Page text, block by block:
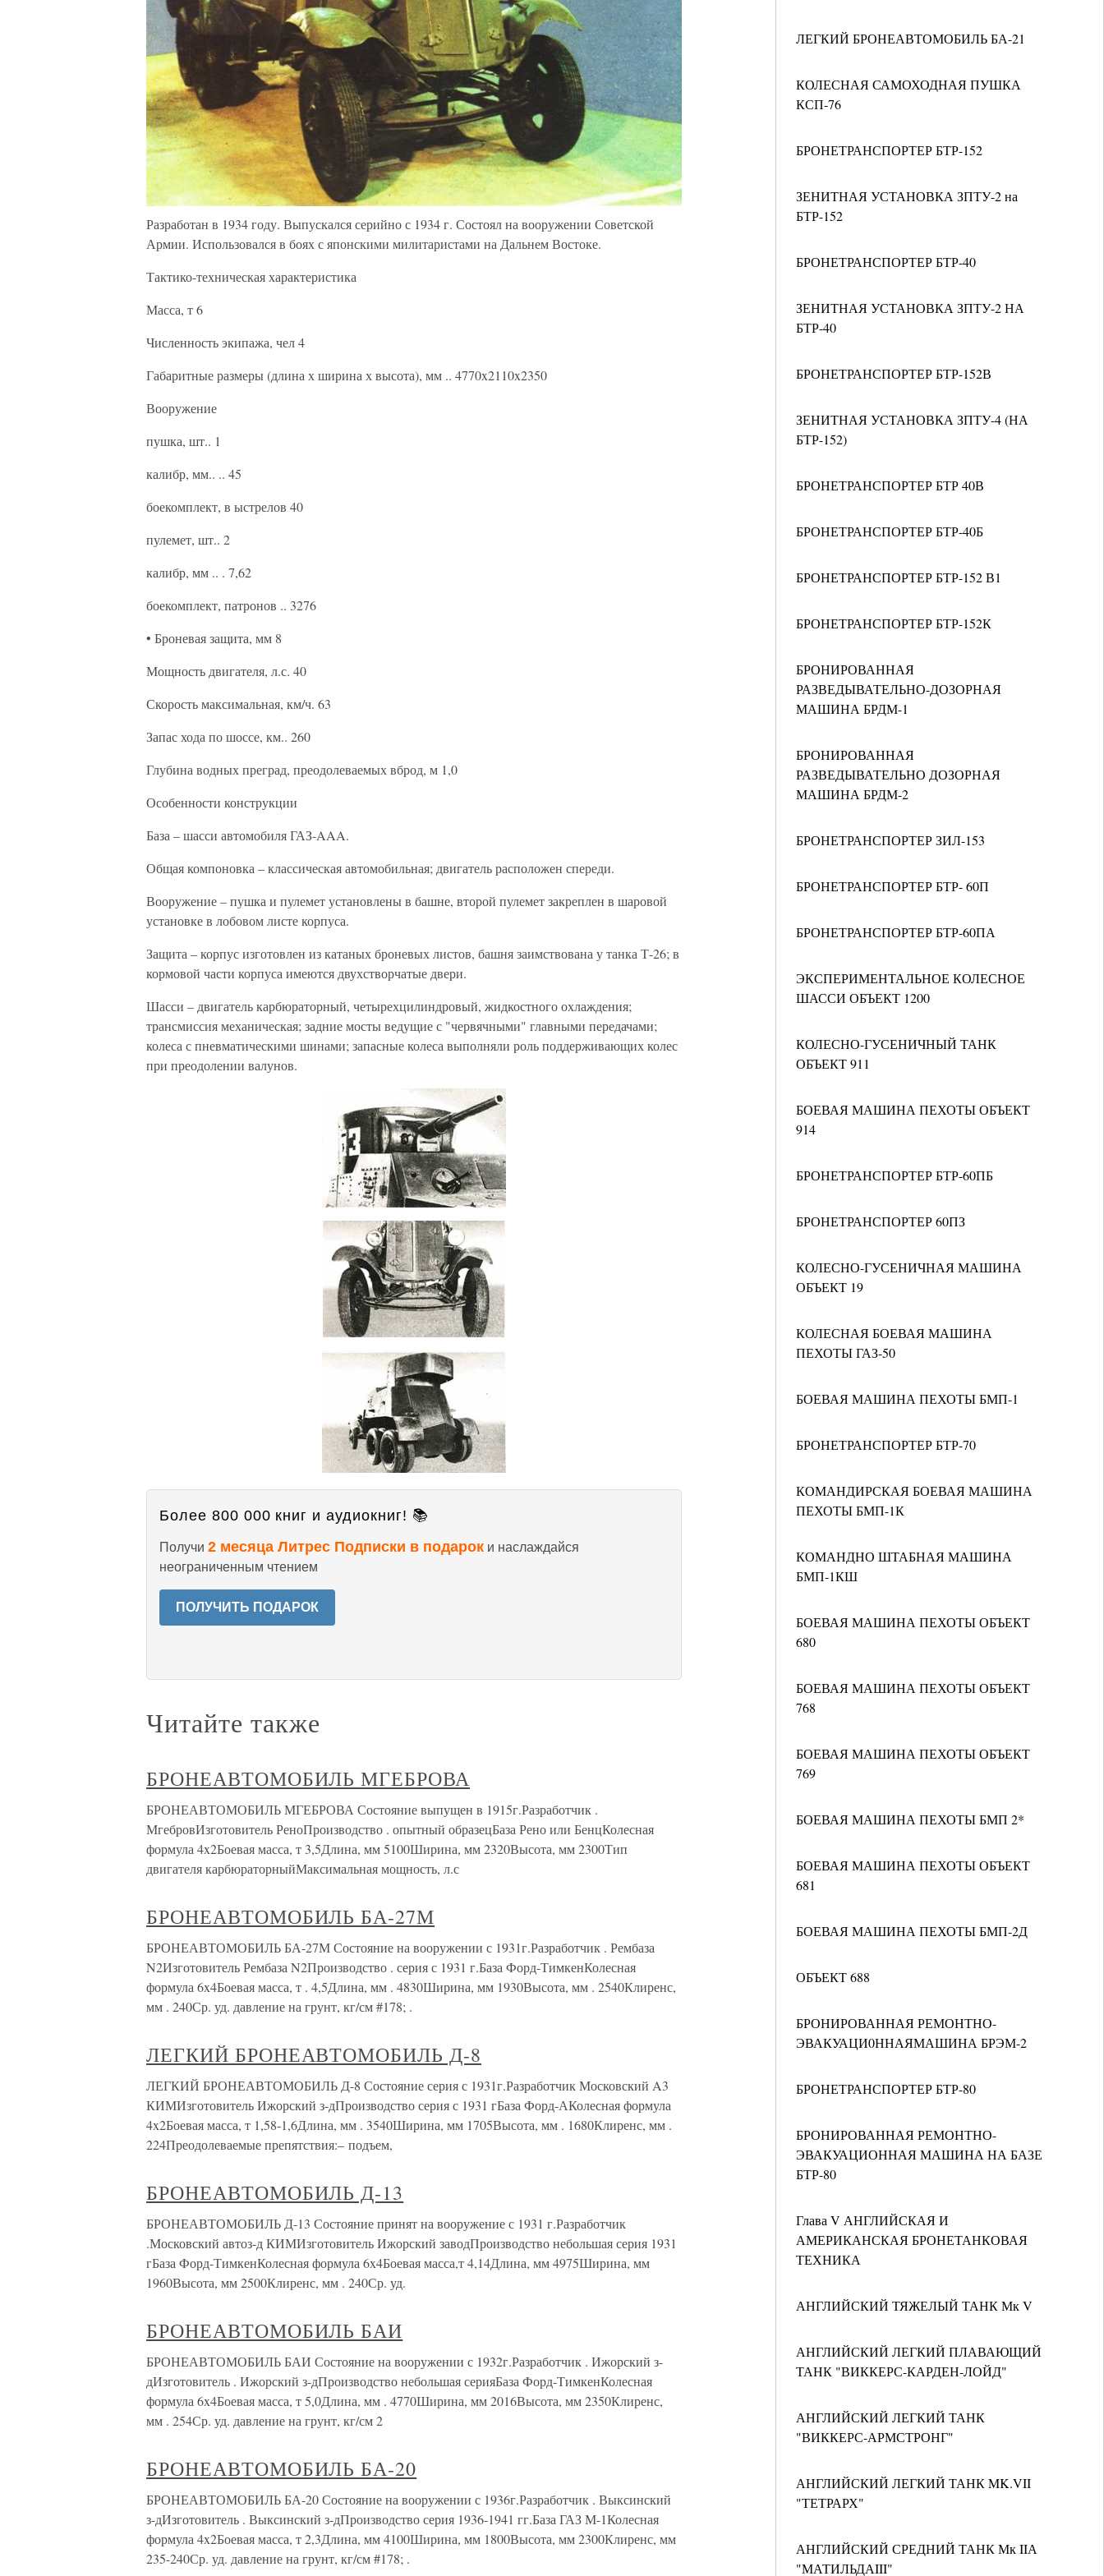
ЛЕГКИЙ БРОНЕАВТОМОБИЛЬ БА-21
КОЛЕСНАЯ САМОХОДНАЯ ПУШКА
КСП-76
БРОНЕТРАНСПОРТЕР БТР-152
ЗЕНИТНАЯ УСТАНОВКА ЗПТУ-2 на
БТР-152
БРОНЕТРАНСПОРТЕР БТР-40
ЗЕНИТНАЯ УСТАНОВКА ЗПТУ-2 НА
БТР-40
БРОНЕТРАНСПОРТЕР БТР-152В
ЗЕНИТНАЯ УСТАНОВКА ЗПТУ-4 (НА
БТР-152)
БРОНЕТРАНСПОРТЕР БТР 40В
БРОНЕТРАНСПОРТЕР БТР-40Б
БРОНЕТРАНСПОРТЕР БТР-152 В1
БРОНЕТРАНСПОРТЕР БТР-152К
БРОНИРОВАННАЯ
РАЗВЕДЫВАТЕЛЬНО-ДОЗОРНАЯ
МАШИНА БРДМ-1
БРОНИРОВАННАЯ
РАЗВЕДЫВАТЕЛЬНО ДОЗОРНАЯ
МАШИНА БРДМ-2
БРОНЕТРАНСПОРТЕР ЗИЛ-153
БРОНЕТРАНСПОРТЕР БТР- 60П
БРОНЕТРАНСПОРТЕР БТР-60ПА
ЭКСПЕРИМЕНТАЛЬНОЕ КОЛЕСНОЕ
ШАССИ ОБЪЕКТ 1200
КОЛЕСНО-ГУСЕНИЧНЫЙ ТАНК
ОБЪЕКТ 911
БОЕВАЯ МАШИНА ПЕХОТЫ ОБЪЕКТ
914
БРОНЕТРАНСПОРТЕР БТР-60ПБ
БРОНЕТРАНСПОРТЕР 60ПЗ
КОЛЕСНО-ГУСЕНИЧНАЯ МАШИНА
ОБЪЕКТ 19
КОЛЕСНАЯ БОЕВАЯ МАШИНА
ПЕХОТЫ ГАЗ-50
БОЕВАЯ МАШИНА ПЕХОТЫ БМП-1
БРОНЕТРАНСПОРТЕР БТР-70
КОМАНДИРСКАЯ БОЕВАЯ МАШИНА
ПЕХОТЫ БМП-1К
КОМАНДНО ШТАБНАЯ МАШИНА
БМП-1КШ
БОЕВАЯ МАШИНА ПЕХОТЫ ОБЪЕКТ
680
БОЕВАЯ МАШИНА ПЕХОТЫ ОБЪЕКТ
768
БОЕВАЯ МАШИНА ПЕХОТЫ ОБЪЕКТ
769
БОЕВАЯ МАШИНА ПЕХОТЫ БМП 2*
БОЕВАЯ МАШИНА ПЕХОТЫ ОБЪЕКТ
681
БОЕВАЯ МАШИНА ПЕХОТЫ БМП-2Д
ОБЪЕКТ 688
БРОНИРОВАННАЯ РЕМОНТНО-
ЭВАКУАЦИ0ННАЯМАШИНА БРЭМ-2
БРОНЕТРАНСПОРТЕР БТР-80
БРОНИРОВАННАЯ РЕМОНТНО-
ЭВАКУАЦИОННАЯ МАШИНА НА БАЗЕ
БТР-80
Глава V АНГЛИЙСКАЯ И
АМЕРИКАНСКАЯ БРОНЕТАНКОВАЯ
ТЕХНИКА
АНГЛИЙСКИЙ ТЯЖЕЛЫЙ ТАНК Мк V
АНГЛИЙСКИЙ ЛЕГКИЙ ПЛАВАЮЩИЙ
ТАНК "ВИККЕРС-КАРДЕН-ЛОЙД"
АНГЛИЙСКИЙ ЛЕГКИЙ ТАНК
"ВИККЕРС-АРМСТРОНГ"
АНГЛИЙСКИЙ ЛЕГКИЙ ТАНК MK.VII
"ТЕТРАРХ"
АНГЛИЙСКИЙ СРЕДНИЙ ТАНК Мк IIА
"МАТИЛЬДАIII"
Разработан в 1934 году. Выпускался серийно с 1934 г. Состоял на вооружении Советской
Армии. Использовался в боях с японскими милитаристами на Дальнем Востоке.
Тактико-техническая характеристика
Масса, т 6
Численность экипажа, чел 4
Габаритные размеры (длина х ширина х высота), мм .. 4770x2110x2350
Вооружение
пушка, шт.. 1
калибр, мм.. .. 45
боекомплект, в ыстрелов 40
пулемет, шт.. 2
калибр, мм .. . 7,62
боекомплект, патронов .. 3276
• Броневая защита, мм 8
Мощность двигателя, л.с. 40
Скорость максимальная, км/ч. 63
Запас хода по шоссе, км.. 260
Глубина водных преград, преодолеваемых вброд, м 1,0
Особенности конструкции
База – шасси автомобиля ГАЗ-AAA.
Общая компоновка – классическая автомобильная; двигатель расположен спереди.
Вооружение – пушка и пулемет установлены в башне, второй пулемет закреплен в шаровой
установке в лобовом листе корпуса.
Защита – корпус изготовлен из катаных броневых листов, башня заимствована у танка Т-26; в
кормовой части корпуса имеются двухстворчатые двери.
Шасси – двигатель карбюраторный, четырехцилиндровый, жидкостного охлаждения;
трансмиссия механическая; задние мосты ведущие с "червячными" главными передачами;
колеса с пневматическими шинами; запасные колеса выполняли роль поддерживающих колес
при преодолении валунов.
Более 800 000 книг и аудиокниг! 📚
Получи 2 месяца Литрес Подписки в подарок и наслаждайся
неограниченным чтением
ПОЛУЧИТЬ ПОДАРОК
Читайте также
БРОНЕАВТОМОБИЛЬ МГЕБРОВА
БРОНЕАВТОМОБИЛЬ МГЕБРОВА Состояние выпущен в 1915г.Разработчик .
МгебровИзготовитель РеноПроизводство . опытный образецБаза Рено или БенцКолесная
формула 4x2Боевая масса, т 3,5Длина, мм 5100Ширина, мм 2320Высота, мм 2300Тип
двигателя карбюраторныйМаксимальная мощность, л.с
БРОНЕАВТОМОБИЛЬ БА-27М
БРОНЕАВТОМОБИЛЬ БА-27М Состояние на вооружении с 1931г.Разработчик . Рембаза
N2Изготовитель Рембаза N2Производство . серия с 1931 г.База Форд-ТимкенКолесная
формула 6x4Боевая масса, т . 4,5Длина, мм . 4830Ширина, мм 1930Высота, мм . 2540Клиренс,
мм . 240Ср. уд. давление на грунт, кг/см #178; .
ЛЕГКИЙ БРОНЕАВТОМОБИЛЬ Д-8
ЛЕГКИЙ БРОНЕАВТОМОБИЛЬ Д-8 Состояние серия с 1931г.Разработчик Московский A3
КИМИзготовитель Ижорский з-дПроизводство серия с 1931 гБаза Форд-АКолесная формула
4x2Боевая масса, т 1,58-1,6Длина, мм . 3540Ширина, мм 1705Высота, мм . 1680Клиренс, мм .
224Преодолеваемые препятствия:– подъем,
БРОНЕАВТОМОБИЛЬ Д-13
БРОНЕАВТОМОБИЛЬ Д-13 Состояние принят на вооружение с 1931 г.Разработчик
.Московский автоз-д КИМИзготовитель Ижорский заводПроизводство небольшая серия 1931
гБаза Форд-ТимкенКолесная формула 6x4Боевая масса,т 4,14Длина, мм 4975Ширина, мм
1960Высота, мм 2500Клиренс, мм . 240Ср. уд.
БРОНЕАВТОМОБИЛЬ БАИ
БРОНЕАВТОМОБИЛЬ БАИ Состояние на вооружении с 1932г.Разработчик . Ижорский з-
дИзготовитель . Ижорский з-дПроизводство небольшая серияБаза Форд-ТимкенКолесная
формула 6x4Боевая масса, т 5,0Длина, мм . 4770Ширина, мм 2016Высота, мм 2350Клиренс,
мм . 254Ср. уд. давление на грунт, кг/см 2
БРОНЕАВТОМОБИЛЬ БА-20
БРОНЕАВТОМОБИЛЬ БА-20 Состояние на вооружении с 1936г.Разработчик . Выксинский
з-дИзготовитель . Выксинский з-дПроизводство серия 1936-1941 гг.База ГАЗ М-1Колесная
формула 4x2Боевая масса, т 2,3Длина, мм 4100Ширина, мм 1800Высота, мм 2300Клиренс, мм
235-240Ср. уд. давление на грунт, кг/см #178; .